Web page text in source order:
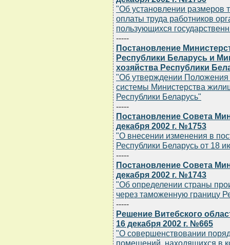
"Об установлении размеров
оплаты труда работников
пользующихся
-----
Постановление
Республики Беларусь и
хозяйства Республики
"Об утверждении Положения
системы Министерства
Республики Беларусь"
-----
Постановление Совета
декабря 2002 г. №1753
"О внесении изменения в
Республики Беларусь от 18
-----
Постановление Совета
декабря 2002 г. №1743
"Об определении страны
через таможенную границу
-----
Решение Витебского
16 декабря 2002 г. №665
"О совершенствовании
помещений, находящихся в